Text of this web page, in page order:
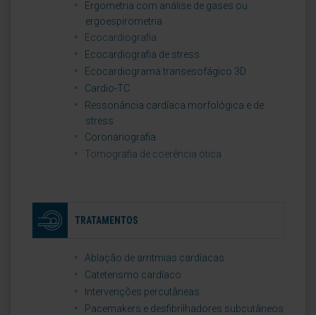
Ergometria com análise de gases ou
ergoespirometria
Ecocardiografia
Ecocardiografia de stress
Ecocardiograma transesofágico 3D
Cardio-TC
Ressonância cardíaca morfológica e de
stress
Coronariografia
Tomografia de coerência ótica
TRATAMENTOS
Ablação de arritmias cardíacas
Cateterismo cardíaco
Intervenções percutâneas
Pacemakers e desfibrilhadores subcutâneos